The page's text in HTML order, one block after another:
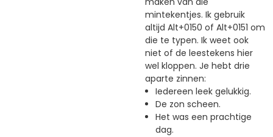
mintekentjes. Ik gebruik
altijd Alt+0150 of Alt+0151 om
die te typen. Ik weet ook
niet of de leestekens hier
wel kloppen. Je hebt drie
aparte zinnen:
Iedereen leek gelukkig.
De zon scheen.
Het was een prachtige
dag.